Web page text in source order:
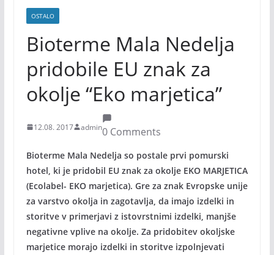
OSTALO
Bioterme Mala Nedelja
pridobile EU znak za
okolje “Eko marjetica”
12.08. 2017 admin0 Comments
Bioterme Mala Nedelja so postale prvi pomurski
hotel, ki je pridobil EU znak za okolje EKO MARJETICA
(Ecolabel- EKO marjetica). Gre za znak Evropske unije
za varstvo okolja in zagotavlja, da imajo izdelki in
storitve v primerjavi z istovrstnimi izdelki, manjše
negativne vplive na okolje. Za pridobitev okoljske
marjetice morajo izdelki in storitve izpolnjevati